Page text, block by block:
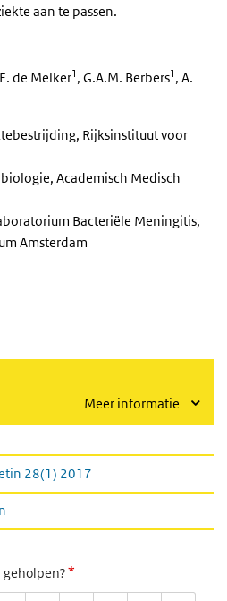
aan te passen.
de Melker1, G.A.M. Berbers1, A.
Rijksinstituut voor
Academisch Medisch
Bacteriële Meningitis,
Amsterdam
Meer informatie
28(1) 2017
*